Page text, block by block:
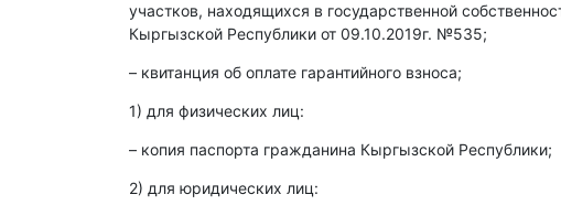
участков, находящихся в государственной
Кыргызской Республики от 09.10.2019г. №535;
– квитанция об оплате гарантийного взноса;
1) для физических лиц:
– копия паспорта гражданина Кыргызской Республики;
2) для юридических лиц: